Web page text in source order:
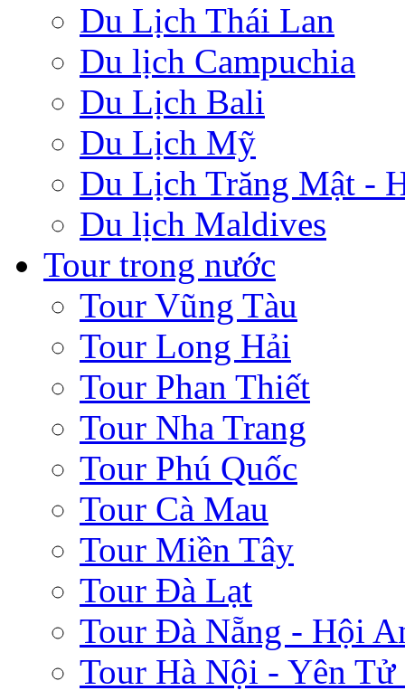
Du Lịch Thái Lan
Du lịch Campuchia
Du Lịch Bali
Du Lịch Mỹ
Du Lịch Trăng Mật -
Du lịch Maldives
Tour trong nước
Tour Vũng Tàu
Tour Long Hải
Tour Phan Thiết
Tour Nha Trang
Tour Phú Quốc
Tour Cà Mau
Tour Miền Tây
Tour Đà Lạt
Tour Đà Nẵng - Hội
Tour Hà Nội - Yên